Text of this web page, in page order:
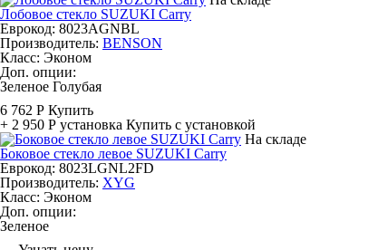
Лобовое стекло SUZUKI Carry
Еврокод: 8023AGNBL
Производитель: BENSON
Класс: Эконом
Доп. опции:
Зеленое Голубая
6 762 Р Купить
+ 2 950 Р установка Купить с установкой
На складе
Боковое стекло левое SUZUKI Carry
Еврокод: 8023LGNL2FD
Производитель: XYG
Класс: Эконом
Доп. опции:
Зеленое